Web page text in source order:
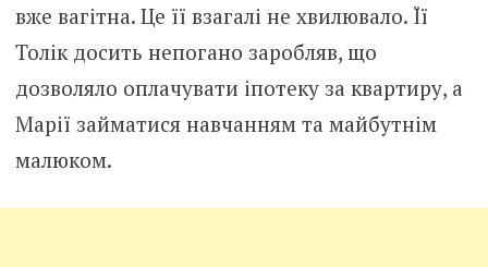
вже вагітна. Це її взагалі не хвилювало. Її
Толік досить непогано заробляв, що
дозволяло оплачувати іпотеку за квартиру, а
Марії займатися навчанням та майбутнім
малюком.